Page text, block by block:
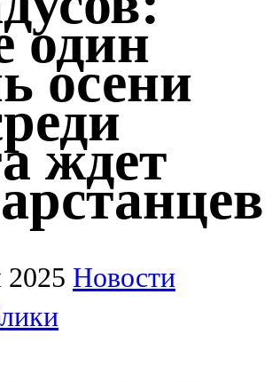
один
осени
ждет
Новости